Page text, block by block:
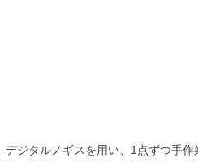
デジタルノギスを用い、1点ずつ手作